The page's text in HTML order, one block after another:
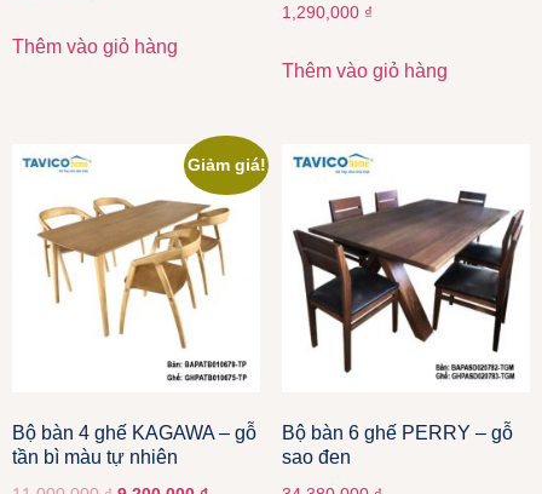
Thêm vào giỏ hàng
1,290,000 ₫
Thêm vào giỏ hàng
Giảm giá!
Bộ bàn 4 ghế KAGAWA – gỗ
tần bì màu tự nhiên
Bộ bàn 6 ghế PERRY – gỗ
sao đen